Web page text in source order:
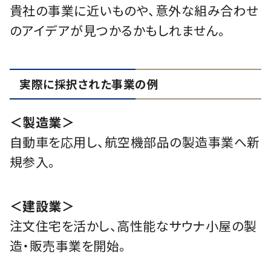
貴社の事業に近いものや、意外な組み合わせ
のアイデアが見つかるかもしれません。
実際に採択された事業の例
＜製造業＞
自動車を応用し、航空機部品の製造事業へ新
規参入。
＜建設業＞
注文住宅を活かし、高性能なサウナ小屋の製
造・販売事業を開始。